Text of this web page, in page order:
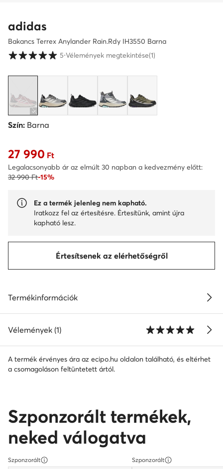
adidas
Bakancs Terrex Anylander Rain.Rdy IH3550 Barna
Vásárlói értékelések 1-5 skálán
5⋅Vélemények megtekintése(1)
Szín: Barna
Aktuális ár 27 990 Ft
27 990 Ft
Legalacsonyabb ár az elmúlt 30 napban a kedvezmény előtt:
32 990 Ft-15%
Ez a termék jelenleg nem kapható.
Iratkozz fel az értesítésre. Értesítünk, amint újra
kapható lesz.
Értesítsenek az elérhetőségről
Termékinformációk
Vélemények (1)
A termék érvényes ára az ecipo.hu oldalon található, és eltérhet
a csomagoláson feltüntetett ártól.
Szponzorált termékek,
neked válogatva
Szponzorált Szponzorált